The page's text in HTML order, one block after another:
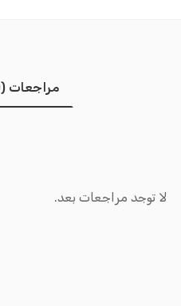
مراجعات (0)
لا توجد مراجعات بعد.